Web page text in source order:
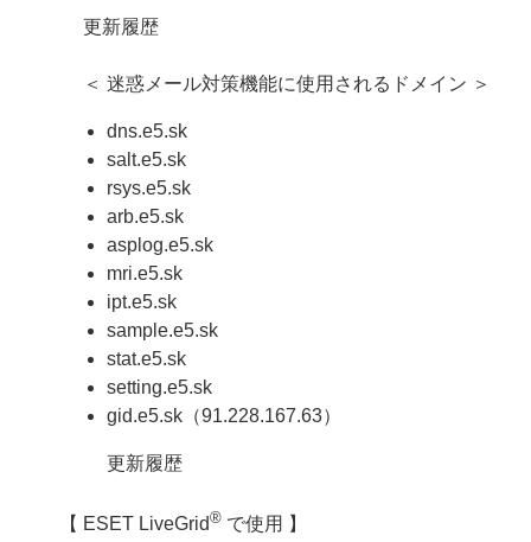
更新履歴
＜ 迷惑メール対策機能に使用されるドメイン ＞
dns.e5.sk
salt.e5.sk
rsys.e5.sk
arb.e5.sk
asplog.e5.sk
mri.e5.sk
ipt.e5.sk
sample.e5.sk
stat.e5.sk
setting.e5.sk
gid.e5.sk（91.228.167.63）
更新履歴
【 ESET LiveGrid® で使用 】